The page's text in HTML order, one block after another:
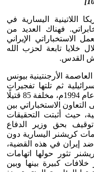
اللاتينية اليسارية في
فهناك العديد من
الاستخباراتي الإيراني
خلايا تابعة لحزب الله
القدس.
الأرجنتينية بيونس
الإسرائيلية ثم تلتها تفجيرات
مركز الجالية اليهودية في نفس المدينة عام 1994م، مخلفة 85 قتيلًا
الاستخباراتي بين
حيث أثبتت التحقيقات
بحق وزير الدفاع
كريشنر اليسارية دون
إيران في هذه القضية،
تثور حولها اتهامات
خلافات كبيرة بينها وبين